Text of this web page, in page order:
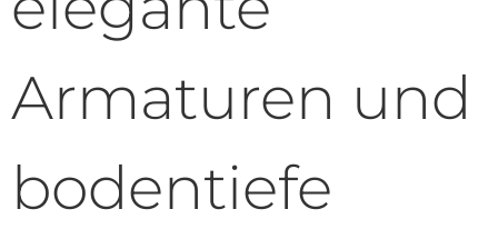
Armaturen und
bodentiefe